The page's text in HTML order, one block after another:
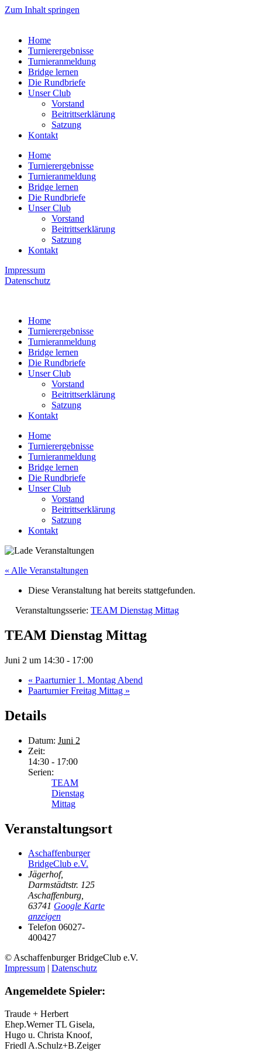
Zum Inhalt springen
Home
Turnierergebnisse
Turnieranmeldung
Bridge lernen
Die Rundbriefe
Unser Club
Vorstand
Beitrittserklärung
Satzung
Kontakt
Home
Turnierergebnisse
Turnieranmeldung
Bridge lernen
Die Rundbriefe
Unser Club
Vorstand
Beitrittserklärung
Satzung
Kontakt
Impressum
Datenschutz
Home
Turnierergebnisse
Turnieranmeldung
Bridge lernen
Die Rundbriefe
Unser Club
Vorstand
Beitrittserklärung
Satzung
Kontakt
Home
Turnierergebnisse
Turnieranmeldung
Bridge lernen
Die Rundbriefe
Unser Club
Vorstand
Beitrittserklärung
Satzung
Kontakt
« Alle Veranstaltungen
Diese Veranstaltung hat bereits stattgefunden.
Veranstaltungsserie: TEAM Dienstag Mittag
TEAM Dienstag Mittag
Juni 2 um 14:30 - 17:00
« Paarturnier 1. Montag Abend
Paarturnier Freitag Mittag »
Details
Datum: Juni 2
Zeit:
14:30 - 17:00
Serien:
TEAM
Dienstag
Mittag
Veranstaltungsort
Aschaffenburger
BridgeClub e.V.
Jägerhof,
Darmstädtstr. 125
Aschaffenburg,
63741 Google Karte
anzeigen
Telefon 06027-
400427
© Aschaffenburger BridgeClub e.V.
Impressum | Datenschutz
Angemeldete Spieler:
Traude + Herbert
Ehep.Werner TL Gisela,
Hugo u. Christa Knoof,
Friedl A.Schulz+B.Zeiger